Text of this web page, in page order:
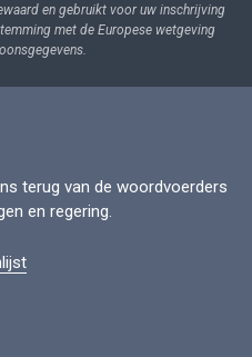
en gebruikt voor uw inschrijving
met de Europese wetgeving
terug van de woordvoerders
en regering.